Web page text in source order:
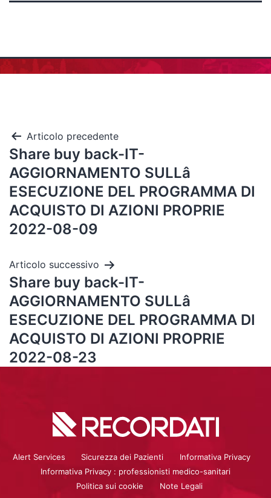
Articolo precedente
Share buy back-IT-
AGGIORNAMENTO SULLâ
ESECUZIONE DEL PROGRAMMA DI
ACQUISTO DI AZIONI PROPRIE
2022-08-09
Articolo successivo
Share buy back-IT-
AGGIORNAMENTO SULLâ
ESECUZIONE DEL PROGRAMMA DI
ACQUISTO DI AZIONI PROPRIE
2022-08-23
Alert Services Sicurezza dei Pazienti
Informativa Privacy
Informativa Privacy : professionisti medico-sanitari
Politica sui cookie
Note Legali